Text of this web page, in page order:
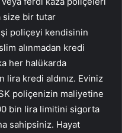
size bir tutar
poliçeyi kendisinin
alınmadan kredi
her halükarda
lira kredi aldınız. Eviniz
poliçenizin maliyetine
bin lira limitini sigorta
sahipsiniz. Hayat